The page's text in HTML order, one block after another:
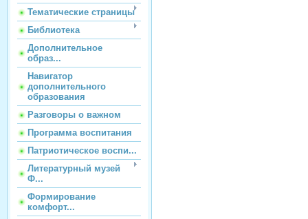
Тематические страницы
Библиотека
Дополнительное
образ...
Навигатор
дополнительного
образования
Разговоры о важном
Программа воспитания
Патриотическое воспи...
Литературный музей
Ф...
Формирование
комфорт...